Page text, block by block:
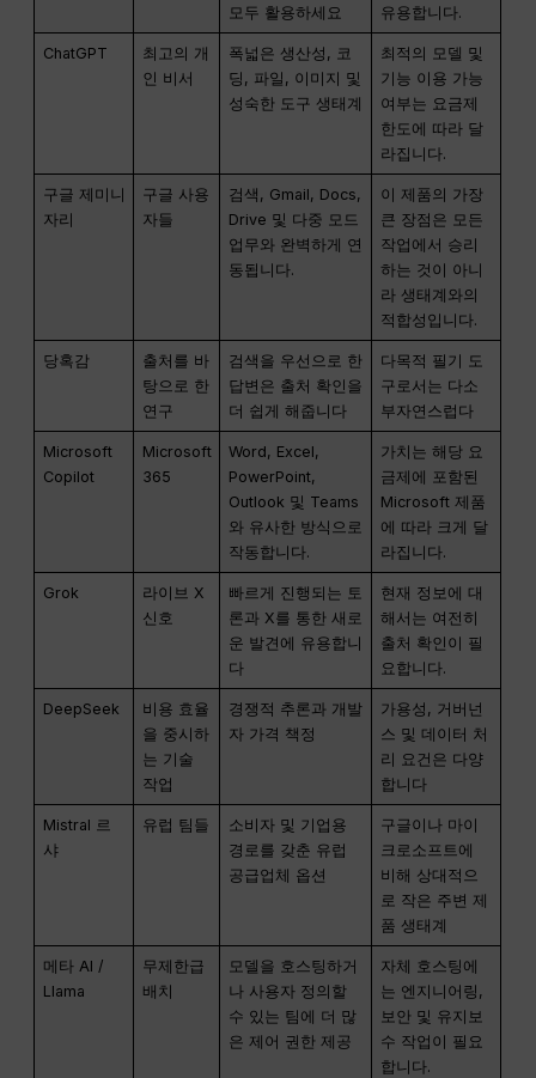
모두 활용하세요
유용합니다.
ChatGPT
최고의 개
인 비서
폭넓은 생산성, 코
딩, 파일, 이미지 및
성숙한 도구 생태계
최적의 모델 및
기능 이용 가능
여부는 요금제
한도에 따라 달
라집니다.
구글 제미니
자리
구글 사용
자들
검색, Gmail, Docs,
Drive 및 다중 모드
업무와 완벽하게 연
동됩니다.
이 제품의 가장
큰 장점은 모든
작업에서 승리
하는 것이 아니
라 생태계와의
적합성입니다.
당혹감
출처를 바
탕으로 한
연구
검색을 우선으로 한
답변은 출처 확인을
더 쉽게 해줍니다
다목적 필기 도
구로서는 다소
부자연스럽다
Microsoft
Copilot
Microsoft
365
Word, Excel,
PowerPoint,
Outlook 및 Teams
와 유사한 방식으로
작동합니다.
가치는 해당 요
금제에 포함된
Microsoft 제품
에 따라 크게 달
라집니다.
Grok
라이브 X
신호
빠르게 진행되는 토
론과 X를 통한 새로
운 발견에 유용합니
다
현재 정보에 대
해서는 여전히
출처 확인이 필
요합니다.
DeepSeek
비용 효율
을 중시하
는 기술
작업
경쟁적 추론과 개발
자 가격 책정
가용성, 거버넌
스 및 데이터 처
리 요건은 다양
합니다
Mistral 르
샤
유럽 팀들
소비자 및 기업용
경로를 갖춘 유럽
공급업체 옵션
구글이나 마이
크로소프트에
비해 상대적으
로 작은 주변 제
품 생태계
메타 AI /
Llama
무제한급
배치
모델을 호스팅하거
나 사용자 정의할
수 있는 팀에 더 많
은 제어 권한 제공
자체 호스팅에
는 엔지니어링,
보안 및 유지보
수 작업이 필요
합니다.